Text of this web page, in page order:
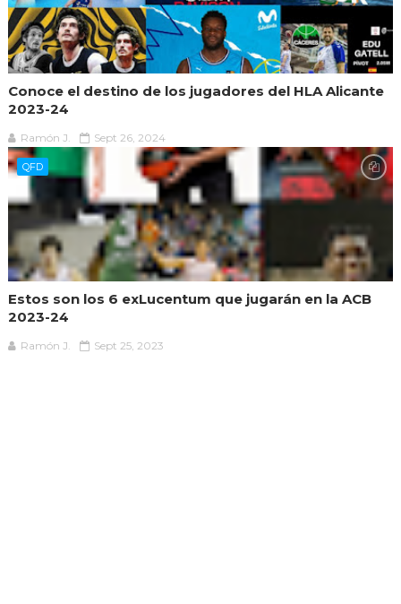
Conoce el destino de los jugadores del HLA Alicante
2023-24
Ramón J. Sept 26, 2024
QFD
Estos son los 6 exLucentum que jugarán en la ACB
2023-24
Ramón J. Sept 25, 2023